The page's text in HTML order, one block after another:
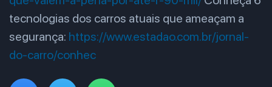
tecnologias dos carros atuais que ameaçam a
segurança: https://www.estadao.com.br/jornal-
do-carro/conhec